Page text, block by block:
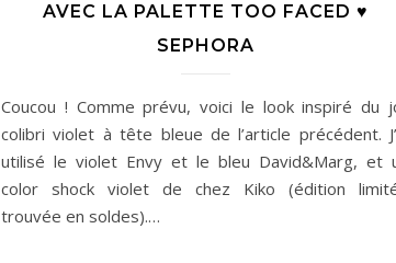
AVEC LA PALETTE TOO FACED ♥
SEPHORA
Coucou ! Comme prévu, voici le look inspiré du
colibri violet à tête bleue de l’article précédent.
utilisé le violet Envy et le bleu David&Marg, et
color shock violet de chez Kiko (édition
trouvée en soldes).…